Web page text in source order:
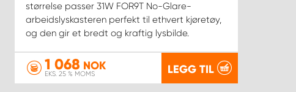
størrelse passer 31W FOR9T No-Glare-
arbeidslyskasteren perfekt til ethvert kjøretøy,
og den gir et bredt og kraftig lysbilde.
1 068 NOK
EKS. 25 % MOMS LEGG TIL